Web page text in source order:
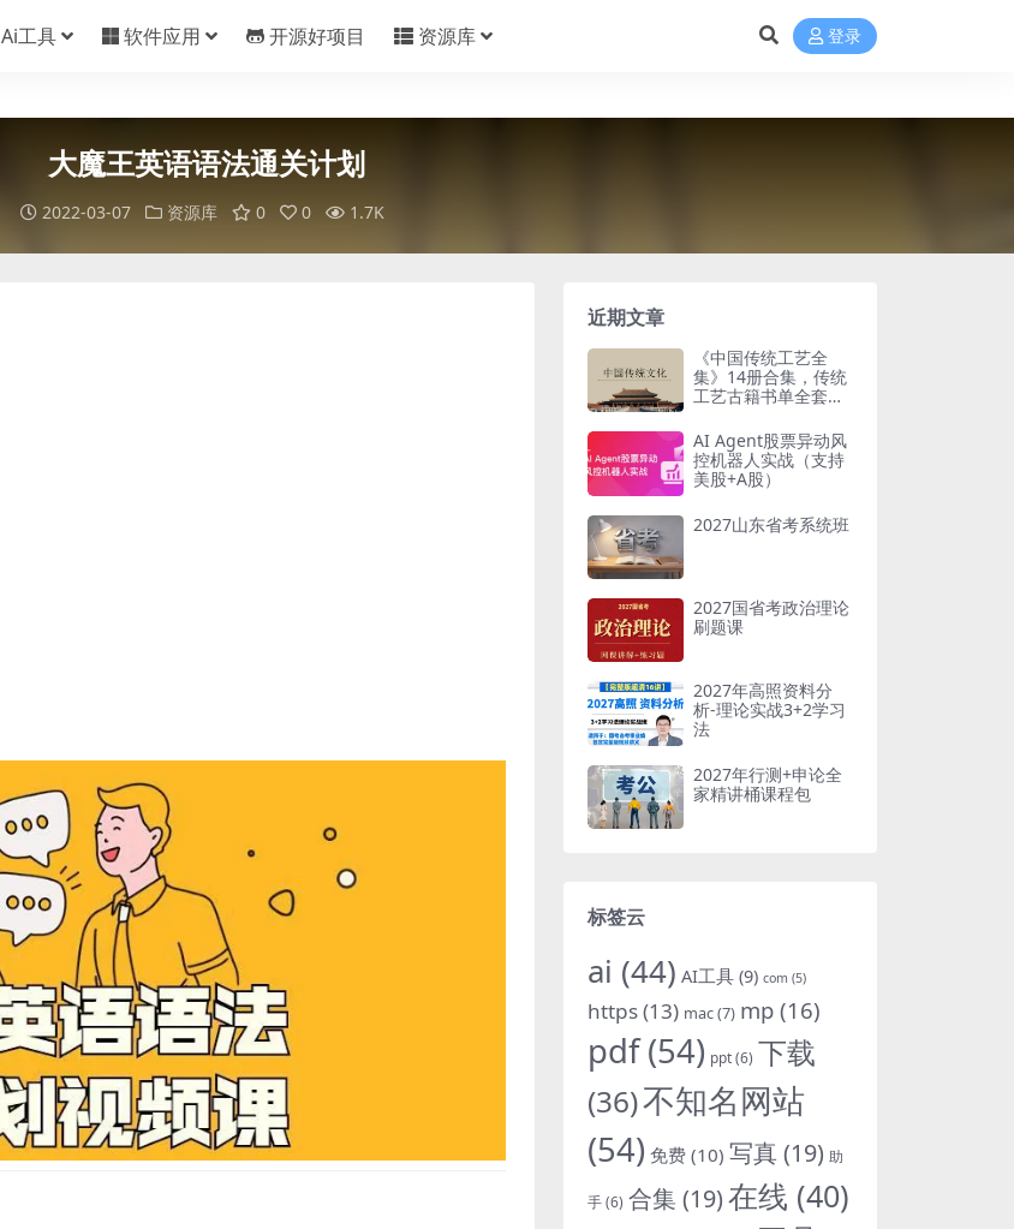
Ai工具 软件应用 开源好项目 资源库 登录
大魔王英语语法通关计划
2022-03-07 资源库 0 0 1.7K
近期文章
《中国传统工艺全
集》14册合集，传统
工艺古籍书单全套梳
AI Agent股票异动风
控机器人实战（支持
美股+A股）
2027山东省考系统班
2027国省考政治理论
刷题课
2027年高照资料分
析-理论实战3+2学习
法
2027年行测+申论全
家精讲桶课程包
标签云
ai (44) AI工具 (9) com (5)
https(13) mac(7) mp (16)
pdf(54) ppt(6) 下载
(36)不知名网站
(54) 免费 (10) 写真 (19) 助
手(6) 合集 (19)在线 (40)